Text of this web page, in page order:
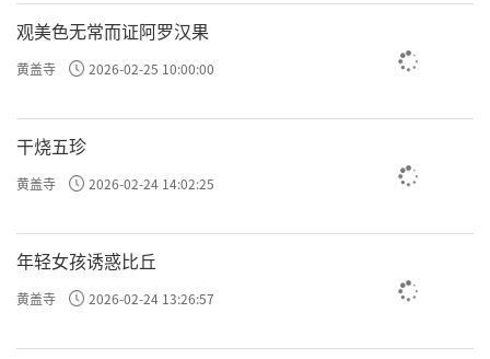
观美色无常而证阿罗汉果
黄盖寺 2026-02-25 10:00:00
干烧五珍
黄盖寺 2026-02-24 14:02:25
年轻女孩诱惑比丘
黄盖寺 2026-02-24 13:26:57